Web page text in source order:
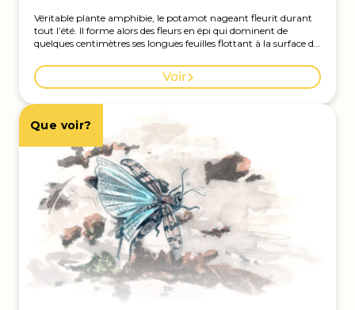
Véritable plante amphibie, le potamot nageant fleurit durant
tout l’été. Il forme alors des fleurs en épi qui dominent de
quelques centimètres ses longues feuilles flottant à la surface de
Voir
Que voir?